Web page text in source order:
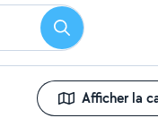
Rechercher
Afficher la